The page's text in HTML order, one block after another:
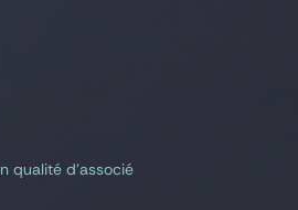
qualité d’associé